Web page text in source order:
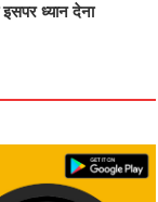
ध्यान देना